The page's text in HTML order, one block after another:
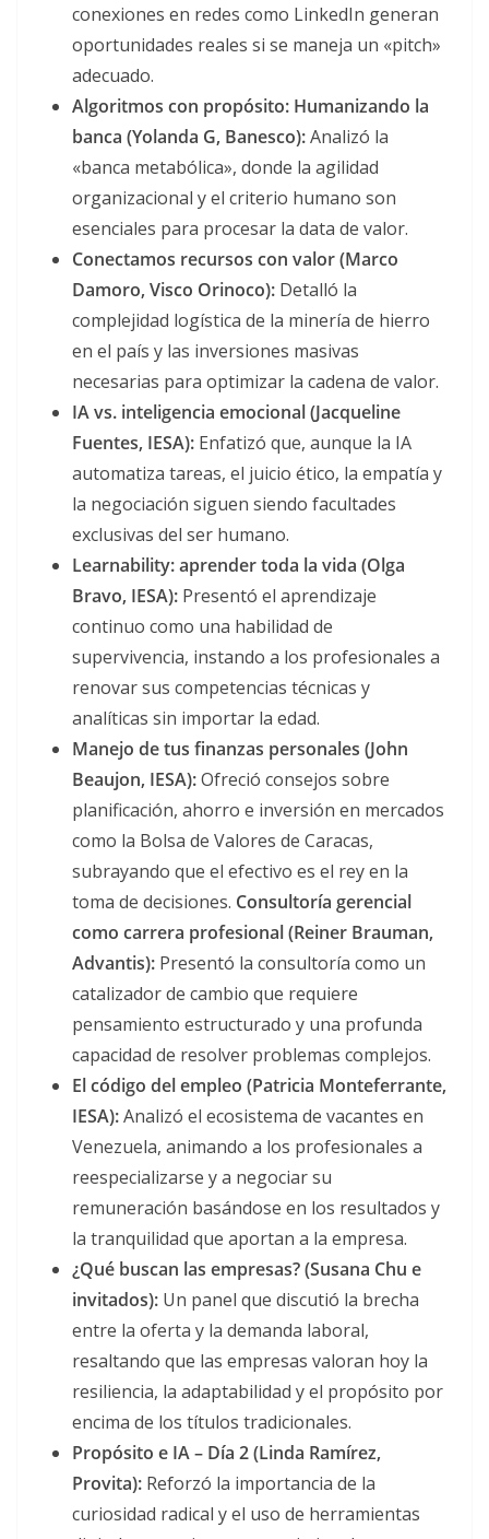
conexiones en redes como LinkedIn generan
oportunidades reales si se maneja un «pitch»
adecuado.
Algoritmos con propósito: Humanizando la
banca (Yolanda G, Banesco):Analizó la
«banca metabólica», donde la agilidad
organizacional y el criterio humano son
esenciales para procesar la data de valor.
Conectamos recursos con valor (Marco
Damoro, Visco Orinoco): Detalló la
complejidad logística de la minería de hierro
en el país y las inversiones masivas
necesarias para optimizar la cadena de valor.
IA vs. inteligencia emocional (Jacqueline
Fuentes, IESA): Enfatizó que, aunque la IA
automatiza tareas, el juicio ético, la empatía y
la negociación siguen siendo facultades
exclusivas del ser humano.
Learnability: aprender toda la vida (Olga
Bravo, IESA): Presentó el aprendizaje
continuo como una habilidad de
supervivencia, instando a los profesionales a
renovar sus competencias técnicas y
analíticas sin importar la edad.
Manejo de tus finanzas personales (John
Beaujon, IESA):Ofreció consejos sobre
planificación, ahorro e inversión en mercados
como la Bolsa de Valores de Caracas,
subrayando que el efectivo es el rey en la
toma de decisiones. Consultoría gerencial
como carrera profesional (Reiner Brauman,
Advantis): Presentó la consultoría como un
catalizador de cambio que requiere
pensamiento estructurado y una profunda
capacidad de resolver problemas complejos.
El código del empleo (Patricia Monteferrante,
IESA):Analizó el ecosistema de vacantes en
Venezuela, animando a los profesionales a
reespecializarse y a negociar su
remuneración basándose en los resultados y
la tranquilidad que aportan a la empresa.
¿Qué buscan las empresas? (Susana Chu e
invitados): Un panel que discutió la brecha
entre la oferta y la demanda laboral,
resaltando que las empresas valoran hoy la
resiliencia, la adaptabilidad y el propósito por
encima de los títulos tradicionales.
Propósito e IA – Día 2 (Linda Ramírez,
Provita): Reforzó la importancia de la
curiosidad radical y el uso de herramientas